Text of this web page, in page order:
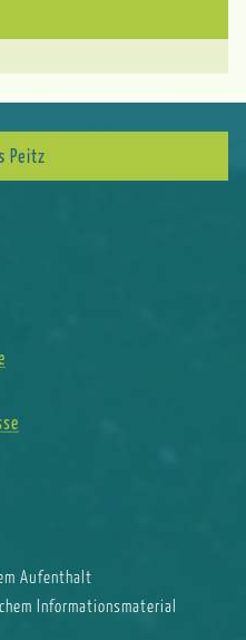
Peitz
Aufenthalt
Informationsmaterial